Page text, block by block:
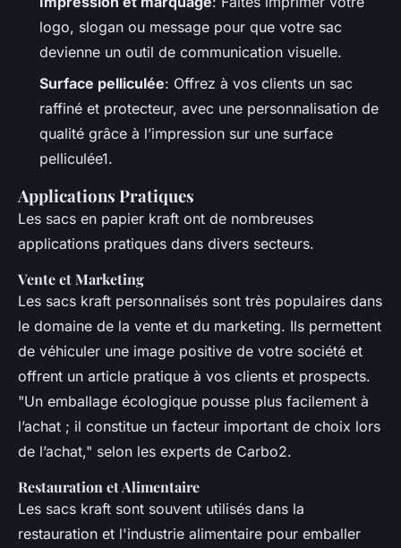
logo, slogan ou message pour que votre sac
devienne un outil de communication visuelle.
Surface pelliculée: Offrez à vos clients un sac
raffiné et protecteur, avec une personnalisation de
qualité grâce à l’impression sur une surface
pelliculée1.
Applications Pratiques
Les sacs en papier kraft ont de nombreuses
applications pratiques dans divers secteurs.
Vente et Marketing
Les sacs kraft personnalisés sont très populaires dans
le domaine de la vente et du marketing. Ils permettent
de véhiculer une image positive de votre société et
offrent un article pratique à vos clients et prospects.
"Un emballage écologique pousse plus facilement à
l’achat ; il constitue un facteur important de choix lors
de l’achat," selon les experts de Carbo2.
Restauration et Alimentaire
Les sacs kraft sont souvent utilisés dans la
restauration et l'industrie alimentaire pour emballer